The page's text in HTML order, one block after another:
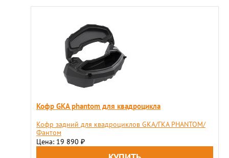
Кофр GKA phantom для квадроцикла
​Кофр задний для квадроциклов GKA/ГКА PHANTOM/
Фантом
Цена: 19 890 ₽